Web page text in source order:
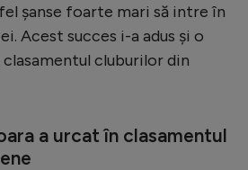
șanse foarte mari să intre în
Acest succes i-a adus și o
cluburilor din
a urcat în clasamentul